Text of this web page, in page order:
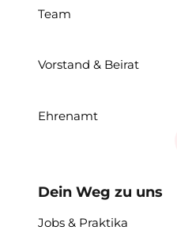
Team
Vorstand & Beirat
Ehrenamt
Dein Weg zu uns
Jobs & Praktika